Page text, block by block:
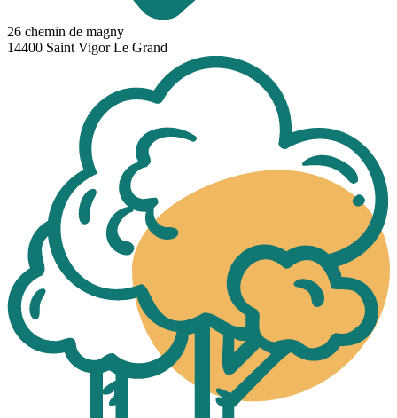
26 chemin de magny
14400 Saint Vigor Le Grand